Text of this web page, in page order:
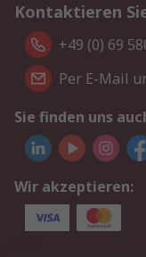
Kontaktieren
+49 (0) 69
Per E-Mail
Sie finden uns
Wir akzeptieren: